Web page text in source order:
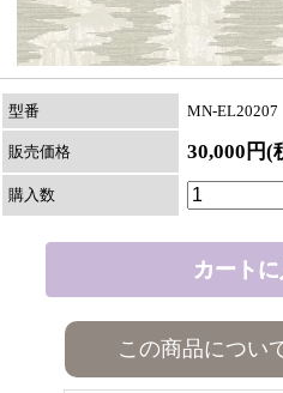
型番 MN-EL20207
販売価格 30,000円(
購入数
この商品につい